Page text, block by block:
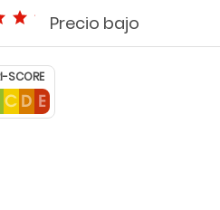
Precio bajo
SCORE